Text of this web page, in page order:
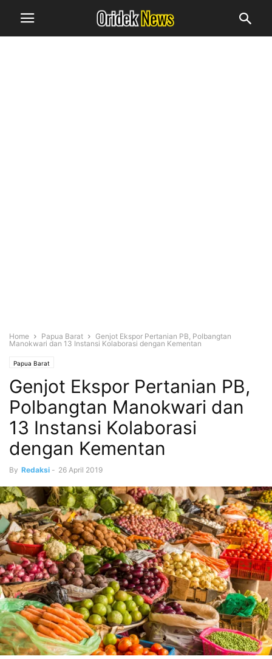
Home Papua Barat
Genjot Ekspor Pertanian PB, Polbangtan
Manokwari dan 13 Instansi Kolaborasi dengan Kementan
Papua Barat
Genjot Ekspor Pertanian PB,
Polbangtan Manokwari dan
13 Instansi Kolaborasi
dengan Kementan
By Redaksi - 26 April 2019